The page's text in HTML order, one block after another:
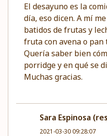
El desayuno es la
día, eso dicen. A mí
batidos de frutas y
fruta con avena o pan
Quería saber bien
porridge y en qué se
Muchas gracias.
Sara Espinosa
2021-03-30 09:28:07